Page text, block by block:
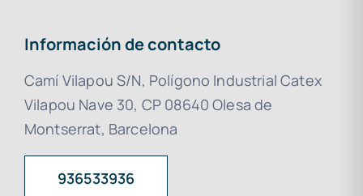
Información de contacto
Camí Vilapou S/N, Polígono Industrial Catex
Vilapou Nave 30, CP 08640 Olesa de
Montserrat, Barcelona
936533936